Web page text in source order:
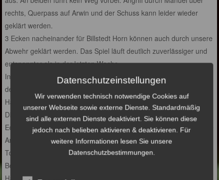
rechts, Querpass auf Arwin und der Schuss kann leider wieder
geklärt werden.
3 Ecken nacheinander für Billstedt Horn können auch durch unsere
Abwehr geklärt werden. Das Spiel läuft deutlich zuverlässiger und
entspannter als in der letzten Woche.
In der letzten Minute der ersten Halbzeit gelingt es Leo Bechtler
den Ausgleich zu erzielen.
Halbzeitstand: 1:1
Die zweite Halbzeit beginnt pünktlich und der BSV kann gleich eine
Ecke herausspielen. Der BSV hält den Druck also aufrecht. Nächste
Angriff, eingeleitet durch Arwin, gepasst auf Manuel der den
Torwart umdribbeln kann zum 2:1.
Bei einem Angriff durch Billstedt Horn wird ein BSV Spieler an der
Hand getroffen so dass es „Elfmeter“ gibt. Ausgleich: 2:2
Datenschutzeinstellungen
Wir verwenden technisch notwendige Cookies auf
unserer Webseite sowie externe Dienste. Standardmäßig
sind alle externen Dienste deaktiviert. Sie können diese
jedoch nach belieben aktivieren & deaktivieren. Für
weitere Informationen lesen Sie unsere
Datenschutzbestimmungen.